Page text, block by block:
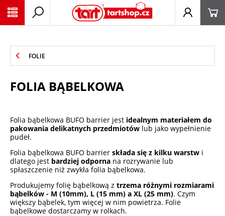
FOLIE
FOLIA BĄBELKOWA
Folia bąbelkowa BUFO barrier jest idealnym materiałem do
pakowania delikatnych przedmiotów lub jako wypełnienie
pudeł.
Folia bąbelkowa BUFO barrier składa się z kilku warstw i
dlatego jest bardziej odporna na rozrywanie lub
spłaszczenie niż zwykła folia bąbelkowa.
Produkujemy folię bąbelkową z trzema różnymi rozmiarami
bąbelków - M (10mm), L (15 mm) a XL (25 mm). Czym
większy bąbelek, tym więcej w nim powietrza. Folie
bąbelkowe dostarczamy w rolkach.